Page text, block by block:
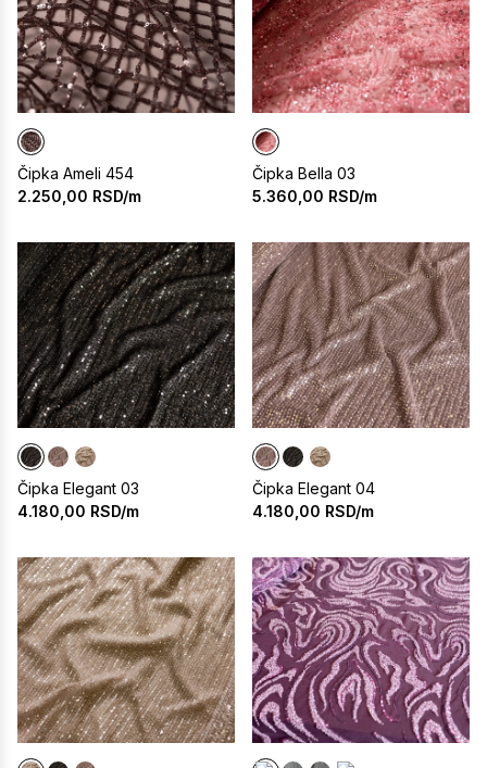
Čipka Ameli 454
2.250,00 RSD/m
Čipka Bella 03
5.360,00 RSD/m
Čipka Elegant 03
4.180,00 RSD/m
Čipka Elegant 04
4.180,00 RSD/m